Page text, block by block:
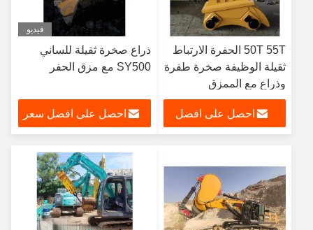
50T 55T الحفرة الارتباط
ثقيلة الوظيفة صخرة طفرة
وذراع مع الممزق
احصل على افضل
فيديو
ذراع صخرة ثقيلة للساني
SY500 مع مزق الحفر
احصل على افضل سعر